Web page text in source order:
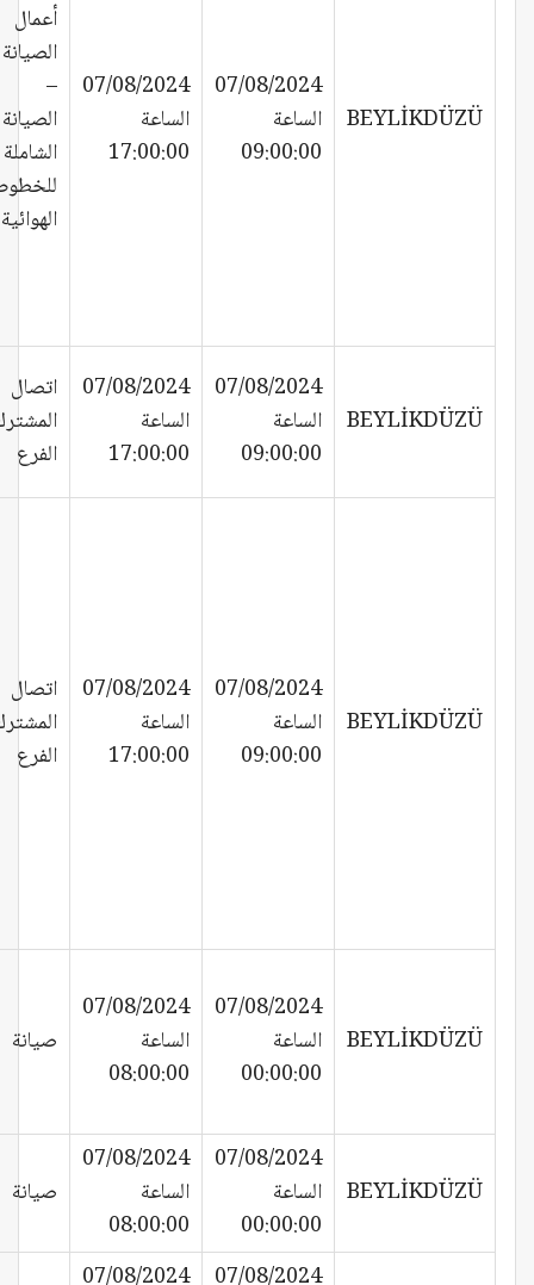
BEYLİKDÜZÜ
07/08/2024
الساعة
09:00:00
07/08/2024
الساعة
17:00:00
أعمال
الصيانة
–
الصيانة
الشاملة
الهوائية
BEYLİKDÜZÜ
07/08/2024
الساعة
09:00:00
07/08/2024
الساعة
17:00:00
اتصال
الفرع
BEYLİKDÜZÜ
07/08/2024
الساعة
09:00:00
07/08/2024
الساعة
17:00:00
اتصال
الفرع
BEYLİKDÜZÜ
07/08/2024
الساعة
00:00:00
07/08/2024
الساعة
08:00:00
صيانة
BEYLİKDÜZÜ
07/08/2024
الساعة
00:00:00
07/08/2024
الساعة
08:00:00
صيانة
07/08/2024
07/08/2024